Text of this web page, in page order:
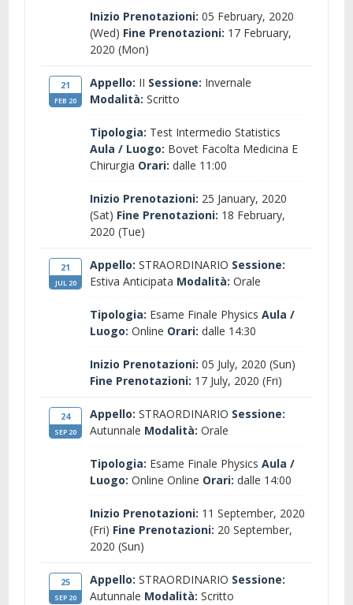
Inizio Prenotazioni: 05 February, 2020
(Wed) Fine Prenotazioni: 17 February,
2020 (Mon)
21
FEB 20
Appello: II Sessione: Invernale
Modalità: Scritto
Tipologia: Test Intermedio Statistics
Aula / Luogo: Bovet Facolta Medicina E
Chirurgia Orari: dalle 11:00
Inizio Prenotazioni: 25 January, 2020
(Sat) Fine Prenotazioni: 18 February,
2020 (Tue)
21
JUL 20
Appello: STRAORDINARIO Sessione:
Estiva Anticipata Modalità: Orale
Tipologia: Esame Finale Physics Aula /
Luogo: Online Orari: dalle 14:30
Inizio Prenotazioni: 05 July, 2020 (Sun)
Fine Prenotazioni: 17 July, 2020 (Fri)
24
SEP 20
Appello: STRAORDINARIO Sessione:
Autunnale Modalità: Orale
Tipologia: Esame Finale Physics Aula /
Luogo: Online Online Orari: dalle 14:00
Inizio Prenotazioni: 11 September, 2020
(Fri) Fine Prenotazioni: 20 September,
2020 (Sun)
25
SEP 20
Appello: STRAORDINARIO Sessione:
Autunnale Modalità: Scritto